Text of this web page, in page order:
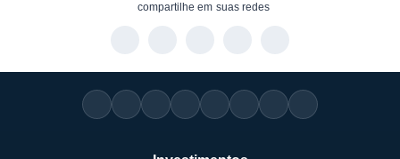
A Adobe opera de maneira significativa em
várias verticais de mercado, com um forte
compartilhe em suas redes